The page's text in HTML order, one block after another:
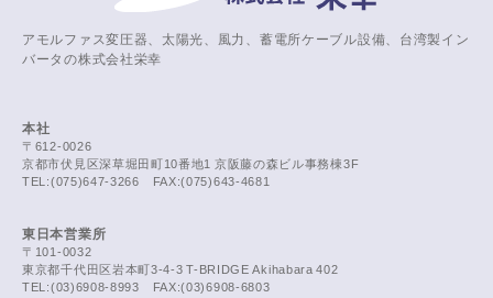
アモルファス変圧器、太陽光、風力、蓄電所ケーブル設備、台湾製イン
バータの株式会社栄幸
本社
〒612-0026
京都市伏見区深草堀田町10番地1 京阪藤の森ビル事務棟3F
TEL:(075)647-3266 FAX:(075)643-4681
東日本営業所
〒101-0032
東京都千代田区岩本町3-4-3 T-BRIDGE Akihabara 402
TEL:(03)6908-8993 FAX:(03)6908-6803